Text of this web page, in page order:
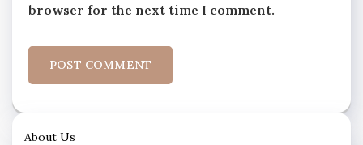
browser for the next time I comment.
About Us